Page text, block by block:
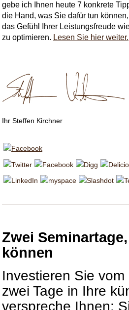
gebe ich Ihnen heute 7 konkrete
die Hand, was Sie dafür tun
das Gefühl Ihrer Leistungsfreude
zu optimieren. Lesen Sie hier weiter.
Ihr Steffen Kirchner
Zwei
können
Investieren Sie
zwei Tage in Ihre
verspreche Ihnen: